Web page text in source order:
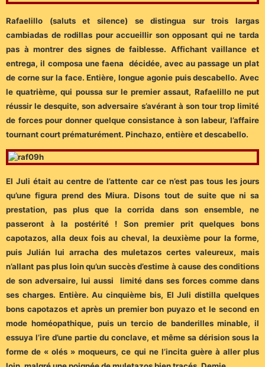
Rafaelillo (saluts et silence) se distingua sur trois largas
cambiadas de rodillas pour accueillir son opposant qui ne tarda
pas à montrer des signes de faiblesse. Affichant vaillance et
entrega, il composa une faena décidée, avec au passage un plat
de corne sur la face. Entière, longue agonie puis descabello. Avec
le quatrième, qui poussa sur le premier assaut, Rafaelillo ne put
réussir le desquite, son adversaire s’avérant à son tour trop limité
de forces pour donner quelque consistance à son labeur, l’affaire
tournant court prématurément. Pinchazo, entière et descabello.
El Juli était au centre de l’attente car ce n’est pas tous les jours
qu’une figura prend des Miura. Disons tout de suite que ni sa
prestation, pas plus que la corrida dans son ensemble, ne
passeront à la postérité ! Son premier prit quelques bons
capotazos, alla deux fois au cheval, la deuxième pour la forme,
puis Julián lui arracha des muletazos certes valeureux, mais
n’allant pas plus loin qu’un succès d’estime à cause des conditions
de son adversaire, lui aussi limité dans ses forces comme dans
ses charges. Entière. Au cinquième bis, El Juli distilla quelques
bons capotazos et après un premier bon puyazo et le second en
mode homéopathique, puis un tercio de banderilles minable, il
essuya l’ire d’une partie du conclave, et même sa dérision sous la
forme de « olés » moqueurs, ce qui ne l’incita guère à aller plus